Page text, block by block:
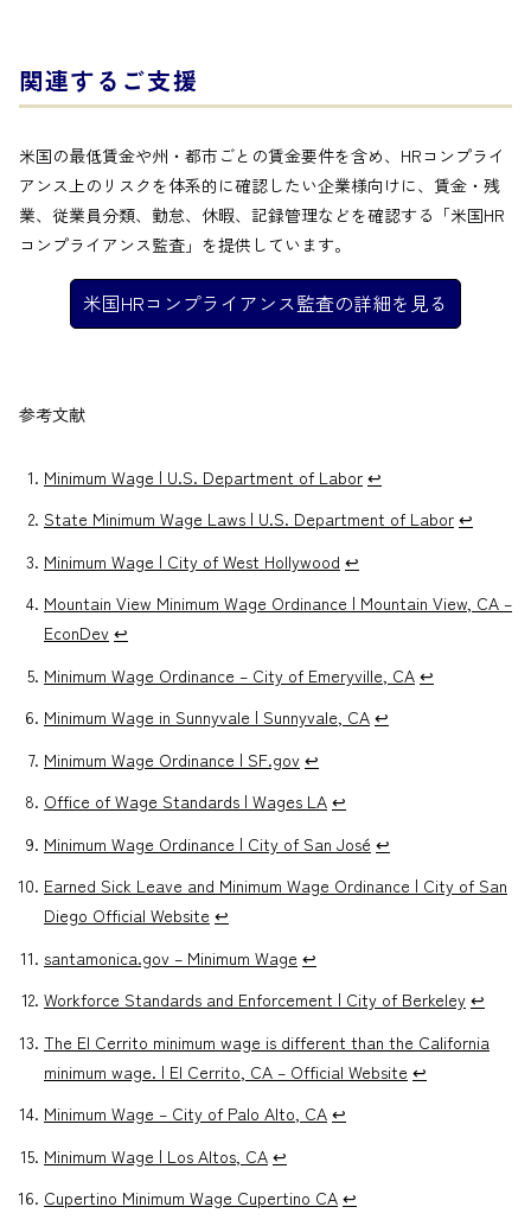
関連するご支援
米国の最低賃金や州・都市ごとの賃金要件を含め、HRコンプライ
アンス上のリスクを体系的に確認したい企業様向けに、賃金・残
業、従業員分類、勤怠、休暇、記録管理などを確認する「米国HR
コンプライアンス監査」を提供しています。
米国HRコンプライアンス監査の詳細を見る
参考文献
Minimum Wage | U.S. Department of Labor ↩︎
State Minimum Wage Laws | U.S. Department of Labor ↩︎
Minimum Wage | City of West Hollywood ↩︎
Mountain View Minimum Wage Ordinance | Mountain View, CA –
EconDev ↩︎
Minimum Wage Ordinance – City of Emeryville, CA ↩︎
Minimum Wage in Sunnyvale | Sunnyvale, CA ↩︎
Minimum Wage Ordinance | SF.gov ↩︎
Office of Wage Standards | Wages LA ↩︎
Minimum Wage Ordinance | City of San José ↩︎
Earned Sick Leave and Minimum Wage Ordinance | City of San
Diego Official Website ↩︎
santamonica.gov – Minimum Wage ↩︎
Workforce Standards and Enforcement | City of Berkeley ↩︎
The El Cerrito minimum wage is different than the California
minimum wage. | El Cerrito, CA – Official Website ↩︎
Minimum Wage – City of Palo Alto, CA ↩︎
Minimum Wage | Los Altos, CA ↩︎
Cupertino Minimum Wage Cupertino CA ↩︎